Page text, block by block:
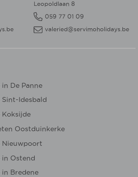
Leopoldlaan 8
059 77 01 09
valeried@servimoholidays.be
De Panne
Idesbald
Koksijde
Oostduinkerke
Nieuwpoort
in Ostend
Bredene